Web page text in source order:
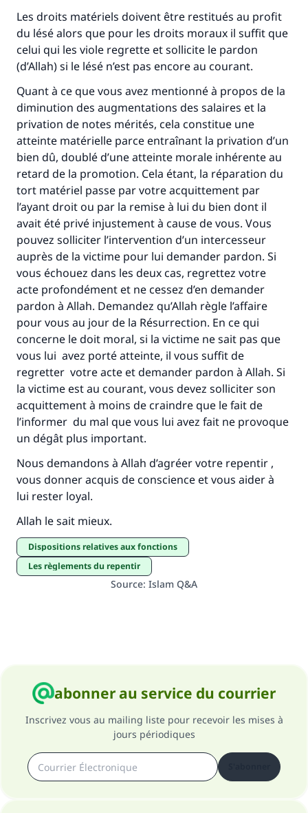
Les droits matériels doivent être restitués au profit
du lésé alors que pour les droits moraux il suffit que
celui qui les viole regrette et sollicite le pardon
(d’Allah) si le lésé n’est pas encore au courant.
Quant à ce que vous avez mentionné à propos de la
diminution des augmentations des salaires et la
privation de notes mérités, cela constitue une
atteinte matérielle parce entraînant la privation d’un
bien dû, doublé d’une atteinte morale inhérente au
retard de la promotion. Cela étant, la réparation du
tort matériel passe par votre acquittement par
l’ayant droit ou par la remise à lui du bien dont il
avait été privé injustement à cause de vous. Vous
pouvez solliciter l’intervention d’un intercesseur
auprès de la victime pour lui demander pardon. Si
vous échouez dans les deux cas, regrettez votre
acte profondément et ne cessez d’en demander
pardon à Allah. Demandez qu’Allah règle l’affaire
pour vous au jour de la Résurrection. En ce qui
concerne le doit moral, si la victime ne sait pas que
vous lui avez porté atteinte, il vous suffit de
regretter votre acte et demander pardon à Allah. Si
la victime est au courant, vous devez solliciter son
acquittement à moins de craindre que le fait de
l’informer du mal que vous lui avez fait ne provoque
un dégât plus important.
Nous demandons à Allah d’agréer votre repentir ,
vous donner acquis de conscience et vous aider à
lui rester loyal.
Allah le sait mieux.
Dispositions relatives aux fonctions
Les règlements du repentir
Source: Islam Q&A
abonner au service du courrier
Inscrivez vous au mailing liste pour recevoir les mises à
jours périodiques